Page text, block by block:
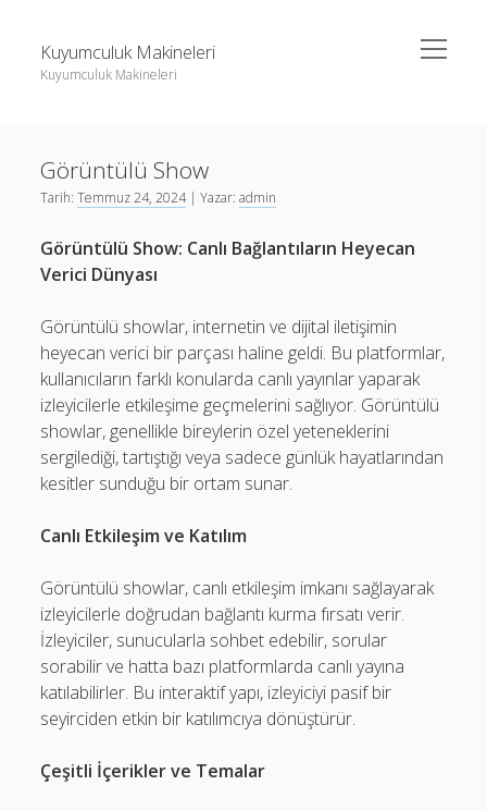
Kuyumculuk Makineleri
Kuyumculuk Makineleri
menüyü
aç
Liste
Sayfa Listesi
Shorts Beğeni Gönderme Hilesi Ücretsiz
Twitter Gizli Sikiş
Liste
Shorts Beğeni Gönderme Hilesi Ücretsiz
Twitter Gizli Sikiş
Görüntülü Show
Tarih:Temmuz 24, 2024| Yazar:admin
Görüntülü Show: Canlı Bağlantıların Heyecan
Verici Dünyası
Görüntülü showlar, internetin ve dijital iletişimin
heyecan verici bir parçası haline geldi. Bu platformlar,
kullanıcıların farklı konularda canlı yayınlar yaparak
izleyicilerle etkileşime geçmelerini sağlıyor. Görüntülü
showlar, genellikle bireylerin özel yeteneklerini
sergilediği, tartıştığı veya sadece günlük hayatlarından
kesitler sunduğu bir ortam sunar.
Canlı Etkileşim ve Katılım
Görüntülü showlar, canlı etkileşim imkanı sağlayarak
izleyicilerle doğrudan bağlantı kurma fırsatı verir.
İzleyiciler, sunucularla sohbet edebilir, sorular
sorabilir ve hatta bazı platformlarda canlı yayına
katılabilirler. Bu interaktif yapı, izleyiciyi pasif bir
seyirciden etkin bir katılımcıya dönüştürür.
Çeşitli İçerikler ve Temalar